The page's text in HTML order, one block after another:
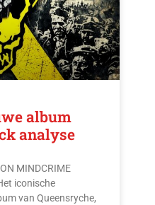
album
analyse
MINDCRIME
iconische
van Queensryche,